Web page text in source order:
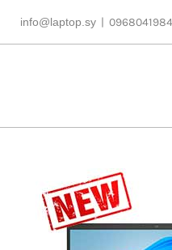
|
info@laptop.sy